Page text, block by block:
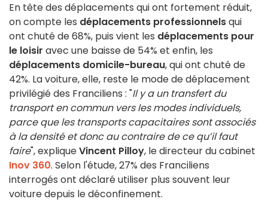
En tête des déplacements qui ont fortement réduit,
on compte les déplacements professionnelsqui
ont chuté de 68%, puis vient les déplacements pour
le loisir avec une baisse de 54% et enfin, les
déplacements domicile-bureau, qui ont chuté de
42%. La voiture, elle, reste le mode de déplacement
privilégié des Franciliens : "Il y a un transfert du
transport en commun vers les modes individuels,
parce que les transports capacitaires sont associés
à la densité et donc au contraire de ce qu’il faut
faire", expliqueVincent Pilloy, le directeur du cabinet
Inov 360. Selon l'étude, 27% des Franciliens
interrogés ont déclaré utiliser plus souvent leur
voiture depuis le déconfinement.